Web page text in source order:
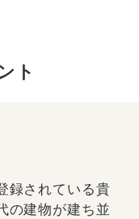
ト
録されている貴
の建物が建ち並